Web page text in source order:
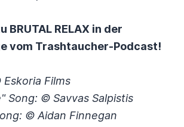
BRUTAL RELAX in der
vom Trashtaucher-Podcast!
Eskoria Films
Song: © Savvas Salpistis
© Aidan Finnegan